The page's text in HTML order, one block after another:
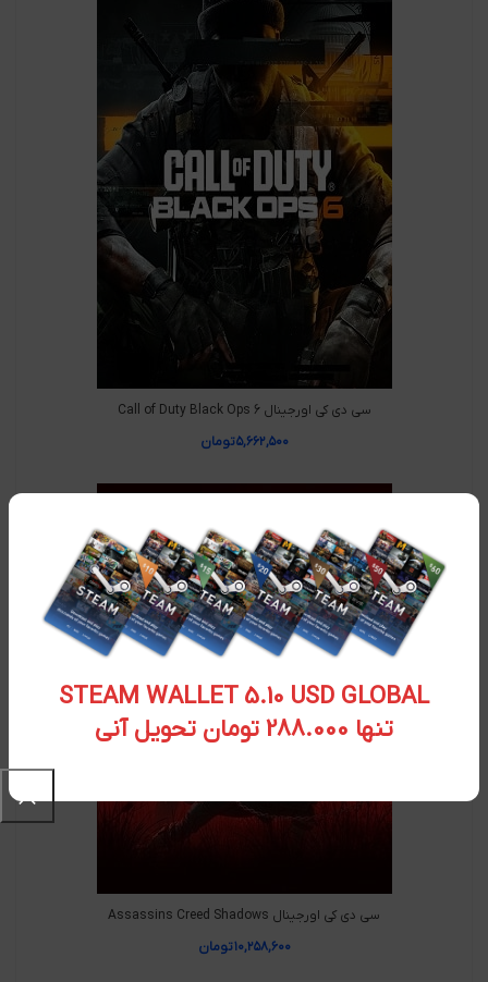
STEAM WALLET 5.10 USD GLOBAL
تنها 288.000 تومان تحویل آنی
سی دی کی اورجینال Call of Duty Black Ops 6
۵,۶۶۲,۵۰۰تومان
سی دی کی اورجینال Assassins Creed Shadows
۱۰,۲۵۸,۶۰۰تومان